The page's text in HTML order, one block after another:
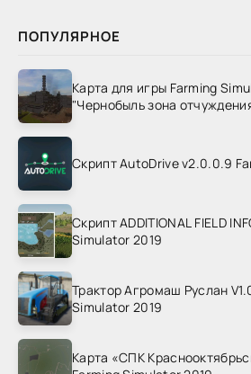
ПОПУЛЯРНОЕ
Карта для игры Farming
"Чернобыль зона
Скрипт AutoDrive v2.0.0.9
Скрипт ADDITIONAL FIELD
Simulator 2019
Трактор Агромаш Руслан
Simulator 2019
Карта «СПК